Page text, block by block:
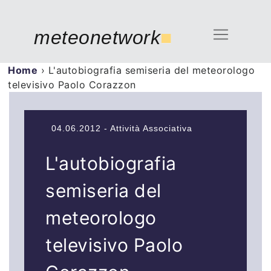
meteonetwork■
Home › L'autobiografia semiseria del meteorologo
televisivo Paolo Corazzon
04.06.2012 - Attività Associativa
L'autobiografia
semiseria del
meteorologo
televisivo Paolo